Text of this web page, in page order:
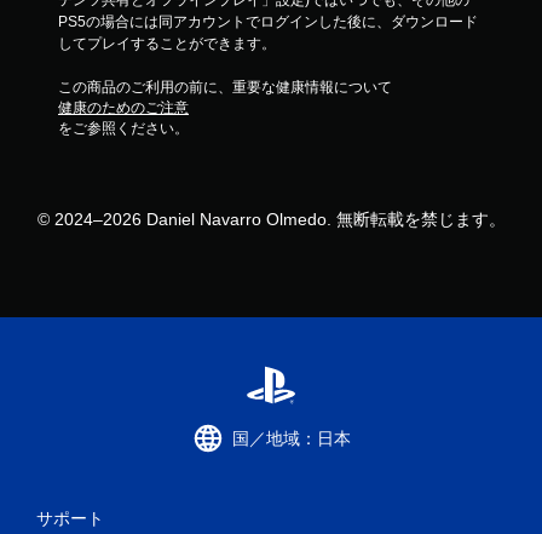
PS5の場合には同アカウントでログインした後に、ダウンロード
してプレイすることができます。
この商品のご利用の前に、重要な健康情報について
健康のためのご注意
をご参照ください。
© 2024–2026 Daniel Navarro Olmedo. 無断転載を禁じます。
国／地域：日本
サポート